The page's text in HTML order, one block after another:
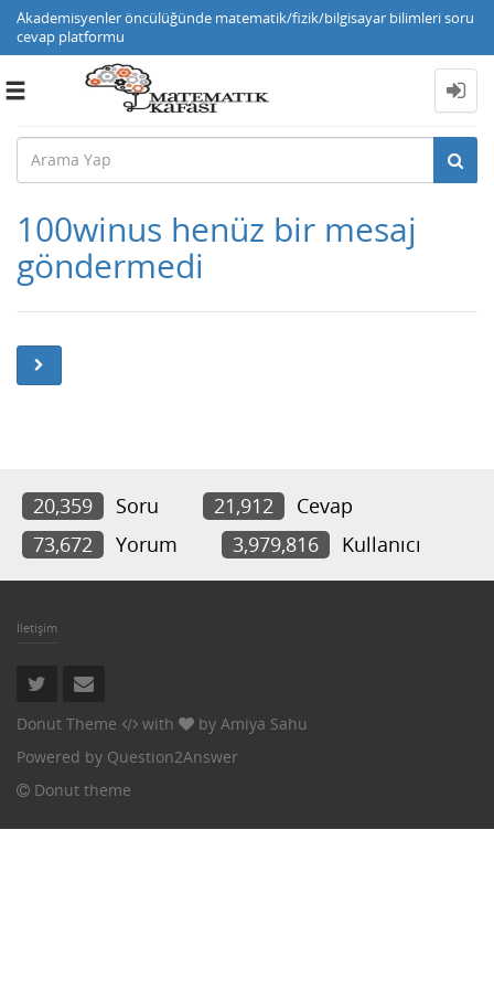
Akademisyenler öncülüğünde matematik/fizik/bilgisayar bilimleri soru
cevap platformu
Toggle
100winus henüz bir mesaj
göndermedi
20,359 Soru 21,912
Cevap
73,672
Yorum 3,979,816 Kullanıcı
İletişim
Donut Theme with by Amiya Sahu
Powered by Question2Answer
Donut theme